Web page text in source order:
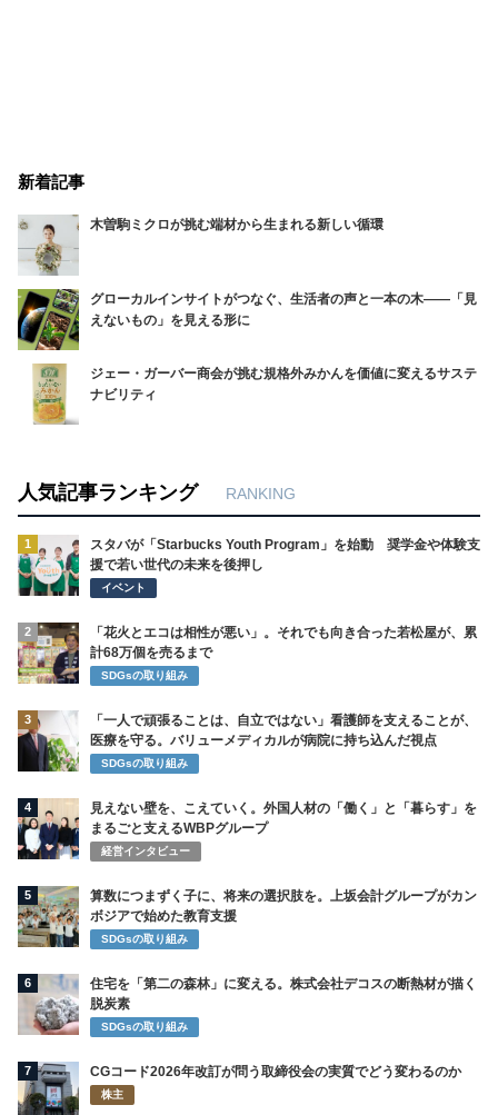
新着記事
木曽駒ミクロが挑む端材から生まれる新しい循環
グローカルインサイトがつなぐ、生活者の声と一本の木――「見
えないもの」を見える形に
ジェー・ガーバー商会が挑む規格外みかんを価値に変えるサステ
ナビリティ
人気記事ランキング RANKING
1
スタバが「Starbucks Youth Program」を始動 奨学金や体験支
援で若い世代の未来を後押し
イベント
2
「花火とエコは相性が悪い」。それでも向き合った若松屋が、累
計68万個を売るまで
SDGsの取り組み
3
「一人で頑張ることは、自立ではない」看護師を支えることが、
医療を守る。バリューメディカルが病院に持ち込んだ視点
SDGsの取り組み
4
見えない壁を、こえていく。外国人材の「働く」と「暮らす」を
まるごと支えるWBPグループ
経営インタビュー
5
算数につまずく子に、将来の選択肢を。上坂会計グループがカン
ボジアで始めた教育支援
SDGsの取り組み
6
住宅を「第二の森林」に変える。株式会社デコスの断熱材が描く
脱炭素
SDGsの取り組み
7 CGコード2026年改訂が問う取締役会の実質でどう変わるのか
株主